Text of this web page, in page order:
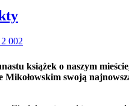
książek o naszym
Mikołowskim swoją